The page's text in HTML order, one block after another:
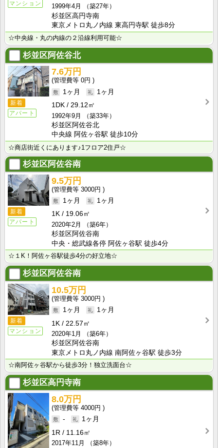
マンション 1999年4月
（築27年）
杉並区高円寺南
東京メトロ丸ノ内線 東高円寺駅 徒歩8分
☆中央線・丸の内線の２沿線利用可能☆
杉並区阿佐谷北
新着
アパート
7.6万円
0円
1ヶ月
1ヶ月
1DK
29.12㎡
1992年9月
（築33年）
杉並区阿佐谷北
中央線 阿佐ヶ谷駅 徒歩10分
☆商店街近くにあります♪1フロア2住戸☆
杉並区阿佐谷南
新着
アパート
9.5万円
3000円
1ヶ月
1ヶ月
1K
19.06㎡
2020年2月
（築6年）
杉並区阿佐谷南
中央・総武線各停 阿佐ヶ谷駅 徒歩4分
☆１K！阿佐ヶ谷駅徒歩4分の好立地☆
杉並区阿佐谷南
新着
マンション
10.5万円
3000円
1ヶ月
1ヶ月
1K
22.57㎡
2020年1月
（築6年）
杉並区阿佐谷南
東京メトロ丸ノ内線 南阿佐ヶ谷駅 徒歩3分
☆南阿佐ヶ谷駅から徒歩3分！独立洗面台☆
杉並区高円寺南
8.0万円
4000円
-
1ヶ月
1R
11.16㎡
2017年11月
（築8年）